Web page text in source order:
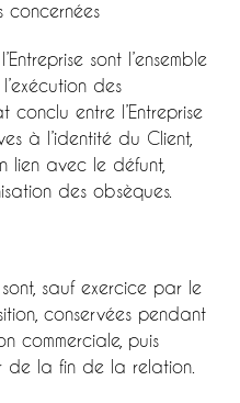
concernées
sont l’ensemble
des
entre l’Entreprise
à l’identité du Client,
lien avec le défunt,
des obsèques.
sauf exercice par le
conservées pendant
commerciale, puis
la fin de la relation.